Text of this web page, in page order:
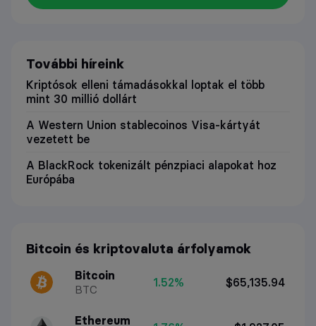
További híreink
Kriptósok elleni támadásokkal loptak el több
mint 30 millió dollárt
A Western Union stablecoinos Visa-kártyát
vezetett be
A BlackRock tokenizált pénzpiaci alapokat hoz
Európába
Bitcoin és kriptovaluta árfolyamok
Bitcoin
BTC
1.52% $65,135.94
Ethereum